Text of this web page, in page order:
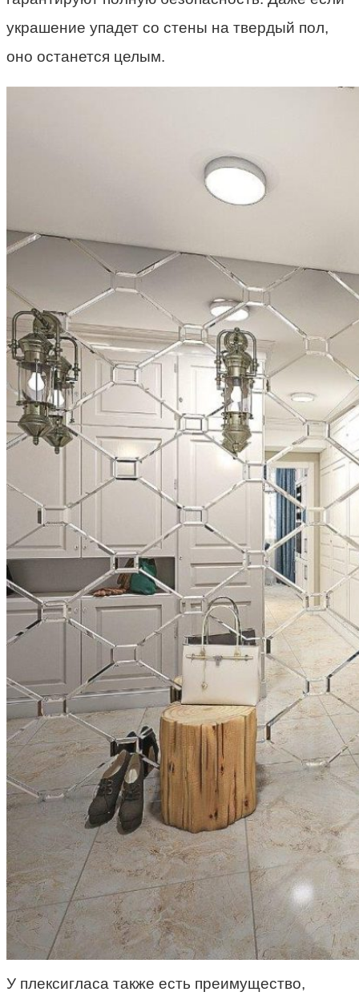
украшение упадет со стены на твердый пол,
оно останется целым.
У плексигласа также есть преимущество,